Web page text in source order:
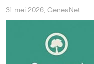
31 mei 2026, GeneaNet